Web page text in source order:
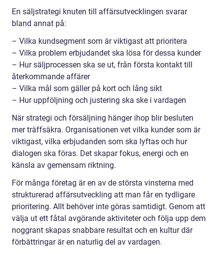
En säljstrategi knuten till affärsutvecklingen svarar
bland annat på:
– Vilka kundsegment som är viktigast att prioritera
– Vilka problem erbjudandet ska lösa för dessa kunder
– Hur säljprocessen ska se ut, från första kontakt till
återkommande affärer
– Vilka mål som gäller på kort och lång sikt
– Hur uppföljning och justering ska ske i vardagen
När strategi och försäljning hänger ihop blir besluten
mer träffsäkra. Organisationen vet vilka kunder som är
viktigast, vilka erbjudanden som ska lyftas och hur
dialogen ska föras. Det skapar fokus, energi och en
känsla av gemensam riktning.
För många företag är en av de största vinsterna med
strukturerad affärsutveckling att man får en tydligare
prioritering. Allt behöver inte göras samtidigt. Genom att
välja ut ett fåtal avgörande aktiviteter och följa upp dem
noggrant skapas snabbare resultat och en kultur där
förbättringar är en naturlig del av vardagen.